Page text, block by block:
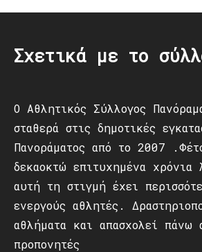
Σχετικά με το
Ο Αθλητικός Σύλλογος
σταθερά στις δημοτικές
Πανοράματος από το 2007
δεκαοκτώ επιτυχημένα χρόνια
αυτή τη στιγμή έχει
ενεργούς αθλητές.
αθλήματα και απασχολεί πάνω
προπονητές